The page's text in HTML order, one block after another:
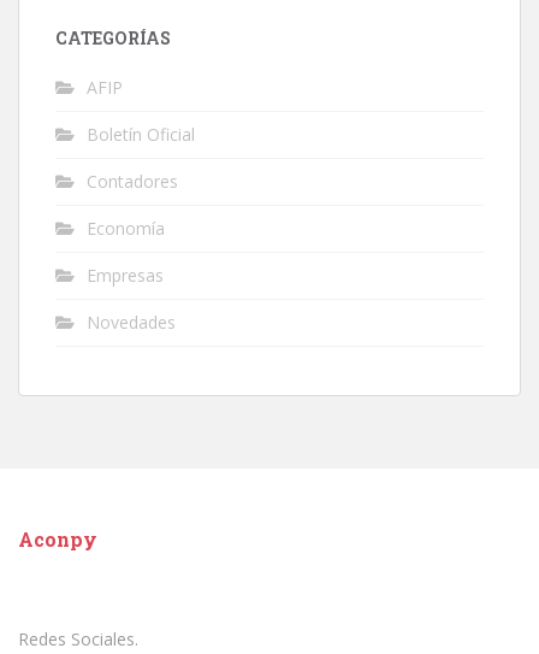
CATEGORÍAS
AFIP
Boletín Oficial
Contadores
Economía
Empresas
Novedades
Aconpy
Redes Sociales.